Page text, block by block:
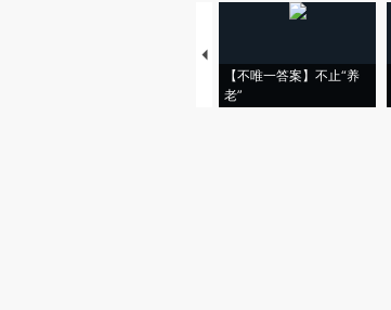
【不唯一答案】不止“养
老”